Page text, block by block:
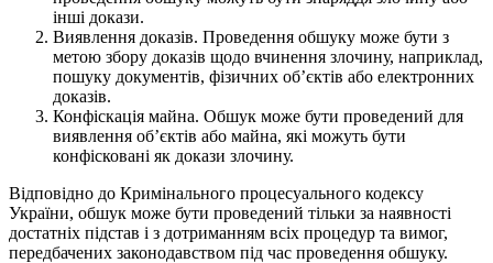
інші докази.
Виявлення доказів. Проведення обшуку може бути з
метою збору доказів щодо вчинення злочину, наприклад,
пошуку документів, фізичних об’єктів або електронних
доказів.
Конфіскація майна. Обшук може бути проведений для
виявлення об’єктів або майна, які можуть бути
конфісковані як докази злочину.
Відповідно до Кримінального процесуального кодексу
України, обшук може бути проведений тільки за наявності
достатніх підстав і з дотриманням всіх процедур та вимог,
передбачених законодавством під час проведення обшуку.